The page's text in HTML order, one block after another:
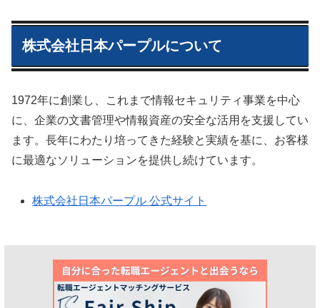
株式会社日本パープルについて
1972年に創業し、これまで情報セキュリティ事業を中心
に、企業の文書管理や情報資産の安全な活用を支援してい
ます。長年にわたり培ってきた経験と実績を基に、お客様
に最適なソリューションを提供し続けています。
株式会社日本パープル 公式サイト